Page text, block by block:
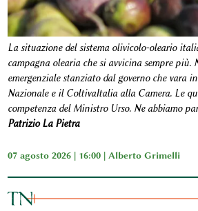
La situazione del sistema olivicolo-oleario
campagna olearia che si avvicina sempre più.
emergenziale stanziato dal governo che vara
Nazionale e il ColtivaItalia alla Camera. Le
competenza del Ministro Urso. Ne abbiamo
Patrizio La Pietra
07 agosto 2026 | 16:00 | Alberto Grimelli